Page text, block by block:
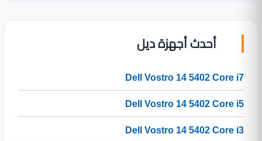
أحدث أجهزة ديل
Dell Vostro 14 5402 Core i7
Dell Vostro 14 5402 Core i5
Dell Vostro 14 5402 Core i3